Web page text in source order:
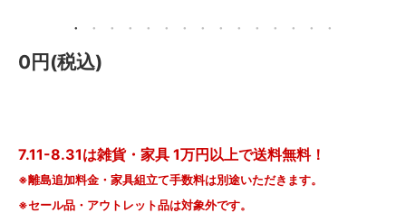
0円(税込)
7.11-8.31は雑貨・家具 1万円以上で送料無料！
※離島追加料金・家具組立て手数料は別途いただきます。
※セール品・アウトレット品は対象外です。